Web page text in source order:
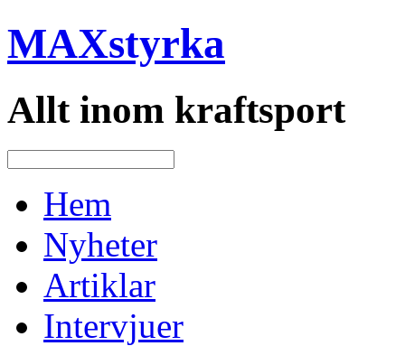
MAXstyrka
Allt inom kraftsport
Hem
Nyheter
Artiklar
Intervjuer